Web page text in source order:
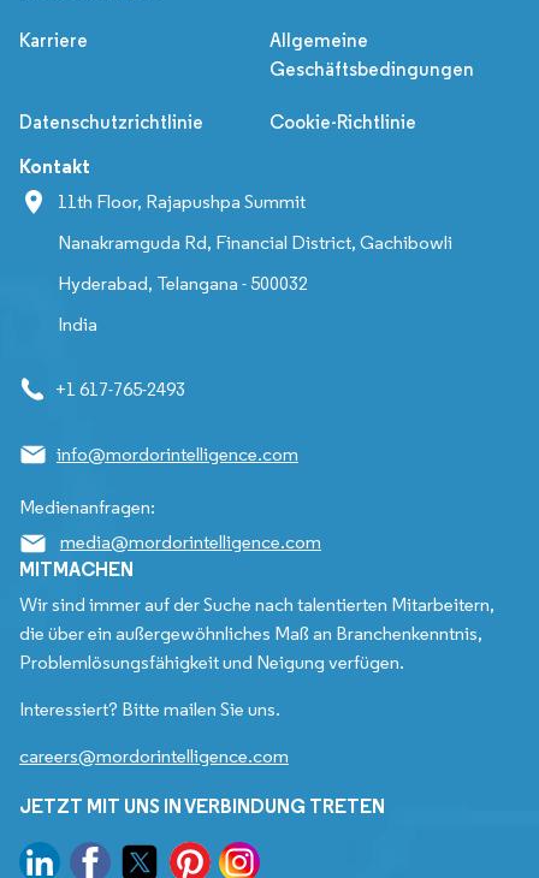
Karriere
Allgemeine
Geschäftsbedingungen
Datenschutzrichtlinie Cookie-Richtlinie
Kontakt
11th Floor, Rajapushpa Summit
Nanakramguda Rd, Financial District, Gachibowli
Hyderabad, Telangana - 500032
India
+1 617-765-2493
info@mordorintelligence.com
Medienanfragen:
media@mordorintelligence.com
MITMACHEN
Wir sind immer auf der Suche nach talentierten Mitarbeitern,
die über ein außergewöhnliches Maß an Branchenkenntnis,
Problemlösungsfähigkeit und Neigung verfügen.
Interessiert? Bitte mailen Sie uns.
careers@mordorintelligence.com
JETZT MIT UNS IN VERBINDUNG TRETEN